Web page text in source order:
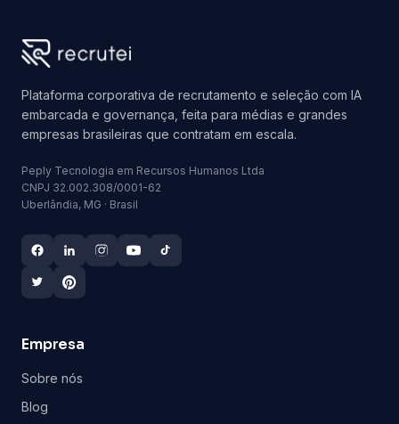
Plataforma corporativa de recrutamento e seleção com IA
embarcada e governança, feita para médias e grandes
empresas brasileiras que contratam em escala.
Peply Tecnologia em Recursos Humanos Ltda
CNPJ 32.002.308/0001-62
Uberlândia, MG · Brasil
Empresa
Sobre nós
Blog